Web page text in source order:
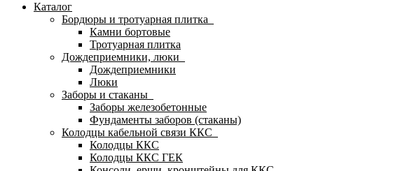
Каталог
Бордюры и тротуарная плитка
Камни бортовые
Тротуарная плитка
Дождеприемники, люки
Дождеприемники
Люки
Заборы и стаканы
Заборы железобетонные
Фундаменты заборов (стаканы)
Колодцы кабельной связи ККС
Колодцы ККС
Колодцы ККС ГЕК